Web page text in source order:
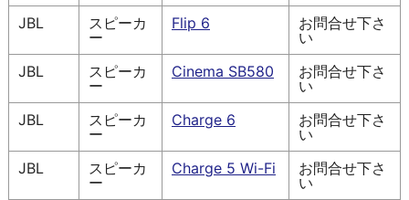
JBL
スピーカ
ー
Flip 6
お問合せ下さ
い
JBL
スピーカ
ー
Cinema SB580
お問合せ下さ
い
JBL
スピーカ
ー
Charge 6
お問合せ下さ
い
JBL
スピーカ
ー
Charge 5 Wi-Fi
お問合せ下さ
い